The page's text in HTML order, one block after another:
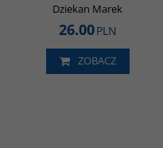
Dziekan Marek
26.00PLN
ZOBACZ